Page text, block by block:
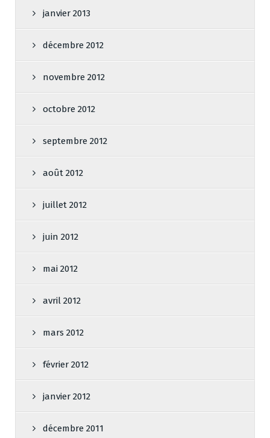
janvier 2013
décembre 2012
novembre 2012
octobre 2012
septembre 2012
août 2012
juillet 2012
juin 2012
mai 2012
avril 2012
mars 2012
février 2012
janvier 2012
décembre 2011